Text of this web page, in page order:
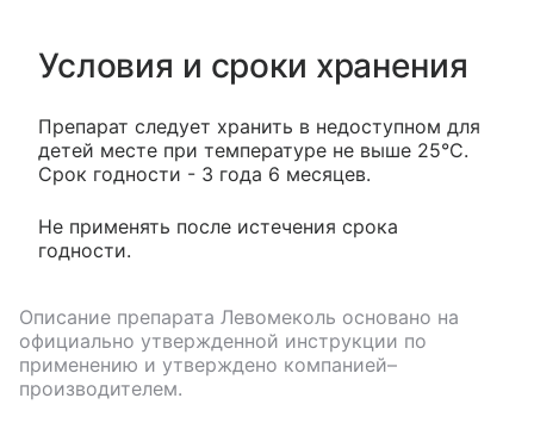
Условия и сроки хранения
Препарат следует хранить в недоступном для
детей месте при температуре не выше 25°С.
Срок годности - 3 года 6 месяцев.
Не применять после истечения срока
годности.
Описание препарата Левомеколь основано на
официально утвержденной инструкции по
применению и утверждено компанией–
производителем.